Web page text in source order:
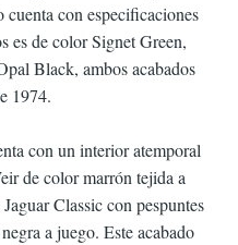
con especificaciones
es de color Signet Green,
Black, ambos acabados
1974.
con un interior atemporal
de color marrón tejida a
Classic con pespuntes
a juego. Este acabado